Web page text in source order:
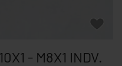
- M8X1 INDV.